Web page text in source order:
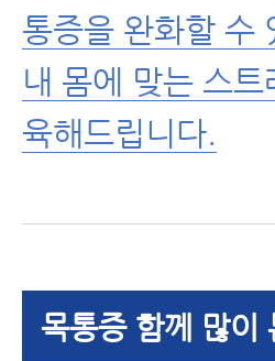
통증을 완화할 수
내 몸에 맞는 스
육해드립니다.
목통증 함께 많이